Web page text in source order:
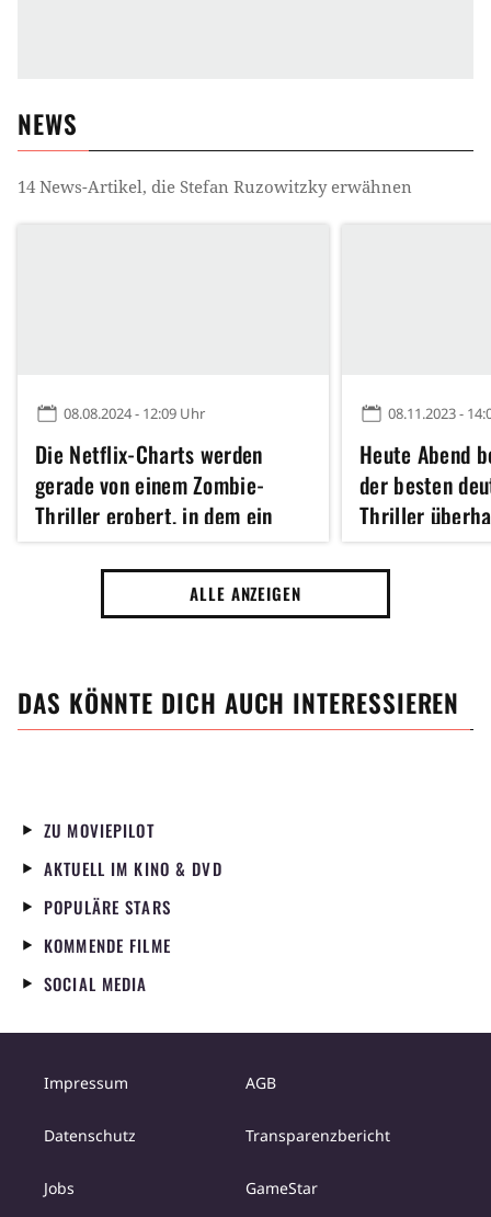
NEWS
14 News-Artikel, die Stefan Ruzowitzkyerwähnen
08.08.2024 - 12:09 Uhr
Die Netflix-Charts werden
gerade von einem Zombie-
Thriller erobert, in dem ein
Virus mit der Auslöschung der
Menschheit droht
08.11.2023 -
Heute Abend
der besten
Thriller
richtig eklige
Albträume
ALLE ANZEIGEN
DAS KÖNNTE DICH AUCH INTERESSIEREN
ZU MOVIEPILOT
AKTUELL IM KINO & DVD
POPULÄRE STARS
KOMMENDE FILME
SOCIAL MEDIA
Impressum AGB
Datenschutz Transparenzbericht
Jobs GameStar